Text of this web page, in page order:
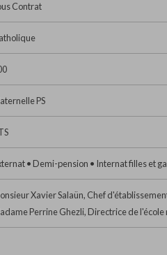
Contrat
PS
• Demi-pension • Internat filles et
Xavier Salaün, Chef
Perrine Ghezli, Directrice de